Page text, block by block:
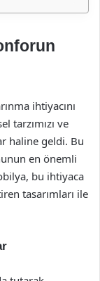
ihtiyacını
tarzımızı ve
haline geldi. Bu
en önemli
bu ihtiyaca
tasarımları ile